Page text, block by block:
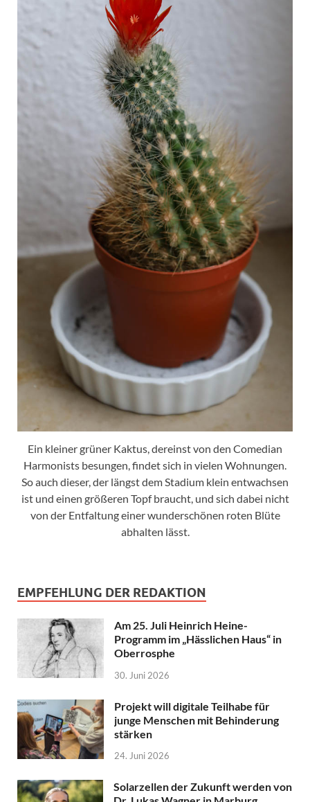
Ein kleiner grüner Kaktus, dereinst von den Comedian
Harmonists besungen, findet sich in vielen Wohnungen.
So auch dieser, der längst dem Stadium klein entwachsen
ist und einen größeren Topf braucht, und sich dabei nicht
von der Entfaltung einer wunderschönen roten Blüte
abhalten lässt.
EMPFEHLUNG DER REDAKTION
Am 25. Juli Heinrich Heine-
Programm im „Hässlichen Haus“ in
Oberrosphe
30. Juni 2026
Projekt will digitale Teilhabe für
junge Menschen mit Behinderung
stärken
24. Juni 2026
Solarzellen der Zukunft werden von